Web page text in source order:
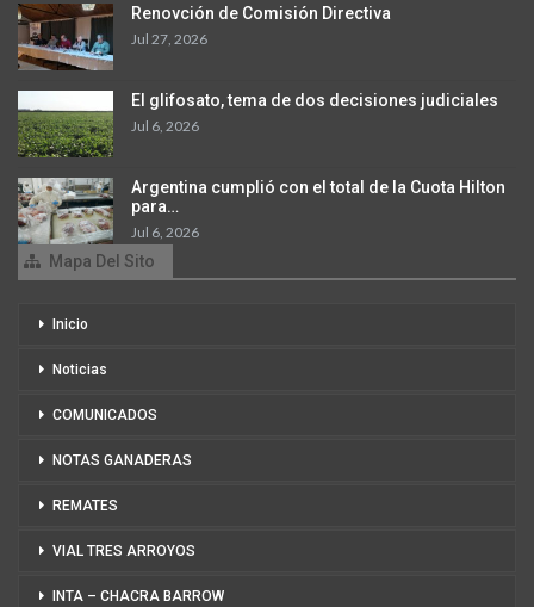
Renovción de Comisión Directiva
Jul 27, 2026
El glifosato, tema de dos decisiones judiciales
Jul 6, 2026
Argentina cumplió con el total de la Cuota Hilton
para…
Jul 6, 2026
Mapa Del Sito
Inicio
Noticias
COMUNICADOS
NOTAS GANADERAS
REMATES
VIAL TRES ARROYOS
INTA – CHACRA BARROW